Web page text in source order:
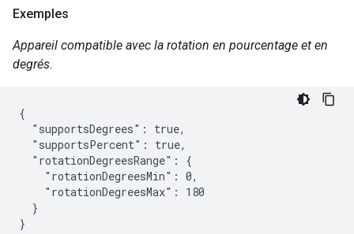
Exemples
Appareil compatible avec la rotation en pourcentage et en
degrés.
{
  "supportsDegrees": true,
  "supportsPercent": true,
  "rotationDegreesRange": {
    "rotationDegreesMin": 0,
    "rotationDegreesMax": 180
  }
}